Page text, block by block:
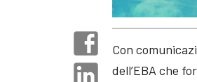
Con
dell’EBA che